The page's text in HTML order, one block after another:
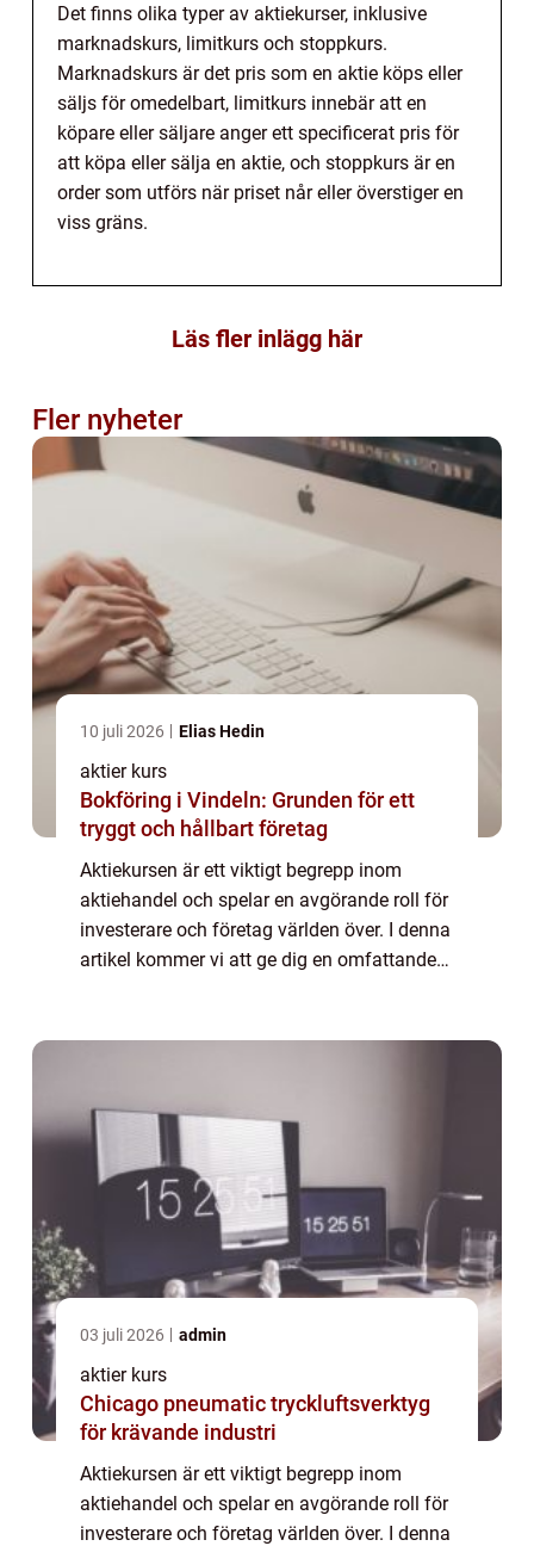
Det finns olika typer av aktiekurser, inklusive
marknadskurs, limitkurs och stoppkurs.
Marknadskurs är det pris som en aktie köps eller
säljs för omedelbart, limitkurs innebär att en
köpare eller säljare anger ett specificerat pris för
att köpa eller sälja en aktie, och stoppkurs är en
order som utförs när priset når eller överstiger en
viss gräns.
Läs fler inlägg här
Fler nyheter
10 juli 2026 Elias Hedin
aktier kurs
Bokföring i Vindeln: Grunden för ett
tryggt och hållbart företag
Aktiekursen är ett viktigt begrepp inom
aktiehandel och spelar en avgörande roll för
investerare och företag världen över. I denna
artikel kommer vi att ge dig en omfattande
03 juli 2026 admin
aktier kurs
Chicago pneumatic tryckluftsverktyg
för krävande industri
Aktiekursen är ett viktigt begrepp inom
aktiehandel och spelar en avgörande roll för
investerare och företag världen över. I denna